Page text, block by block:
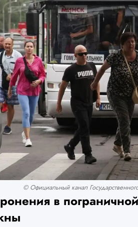
© Официальный канал
в